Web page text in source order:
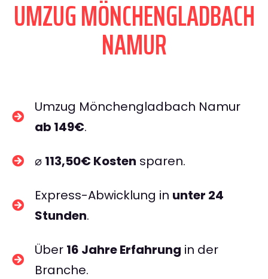
UMZUG MÖNCHENGLADBACH
NAMUR
Umzug Mönchengladbach Namur
ab 149€.
⌀ 113,50€ Kosten sparen.
Express-Abwicklung in unter 24
Stunden.
Über 16 Jahre Erfahrung in der
Branche.